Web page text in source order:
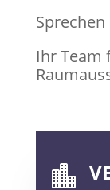
Ihr Team
